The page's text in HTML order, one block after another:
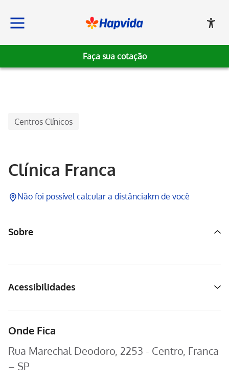
Faça sua cotação
Centros Clínicos
Clínica Franca
Não foi possível calcular a distânciakm de você
Sobre
Acessibilidades
Onde Fica
Rua Marechal Deodoro, 2253 - Centro, Franca
– SP